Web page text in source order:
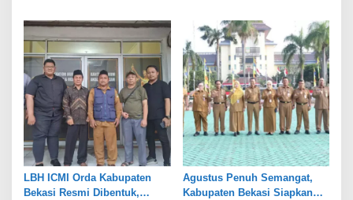
Kelola
Industri dan Pertanian
LBH ICMI Orda Kabupaten
Bekasi Resmi Dibentuk,
Agustus Penuh Semangat,
Kabupaten Bekasi Siapkan